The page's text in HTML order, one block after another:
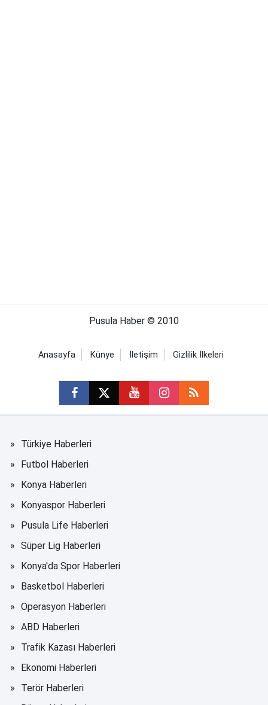
Pusula Haber © 2010
Anasayfa Künye İletişim Gizlilik İlkeleri
Türkiye Haberleri
Futbol Haberleri
Konya Haberleri
Konyaspor Haberleri
Pusula Life Haberleri
Süper Lig Haberleri
Konya'da Spor Haberleri
Basketbol Haberleri
Operasyon Haberleri
ABD Haberleri
Trafik Kazası Haberleri
Ekonomi Haberleri
Terör Haberleri